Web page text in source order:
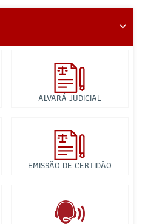
ALVARÁ JUDICIAL
EMISSÃO DE CERTIDÃO